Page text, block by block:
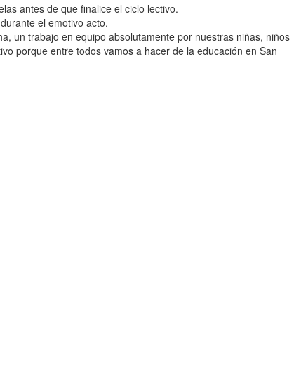
antes de que finalice el ciclo lectivo.
el emotivo acto.
un trabajo en equipo absolutamente por nuestras niñas, niños
porque entre todos vamos a hacer de la educación en San